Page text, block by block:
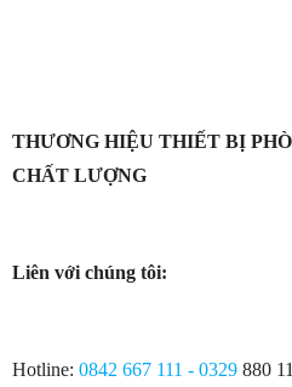
THƯƠNG HIỆU THIẾT BỊ
CHẤT LƯỢNG
Liên với chúng tôi:
Hotline: 0842 667 111 - 0329 880